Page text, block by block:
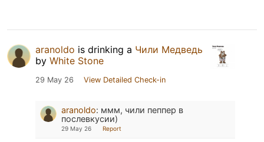
aranoldo is drinking a Чили Медведь
by White Stone
29 May 26 View Detailed Check-in
aranoldo: ммм, чили пеппер в
послевкусии)
29 May 26 Report